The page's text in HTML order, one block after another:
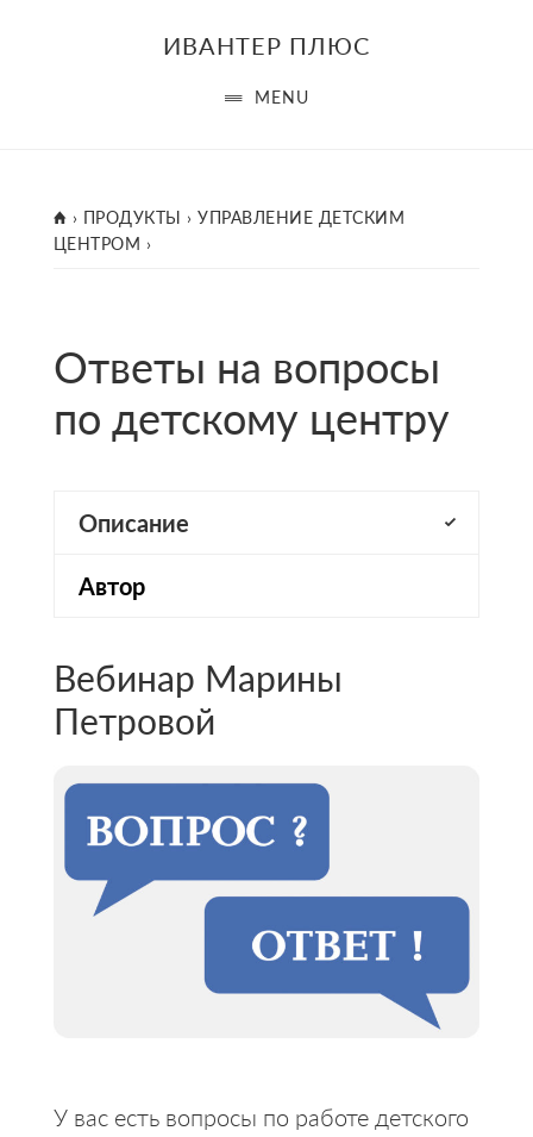
ИВАНТЕР ПЛЮС
MENU
ГЛАВНАЯ
› ПРОДУКТЫ ›УПРАВЛЕНИЕ ДЕТСКИМ
ЦЕНТРОМ ›
Ответы на вопросы
по детскому центру
Описание
Автор
Вебинар Марины
Петровой
У вас есть вопросы по работе детского